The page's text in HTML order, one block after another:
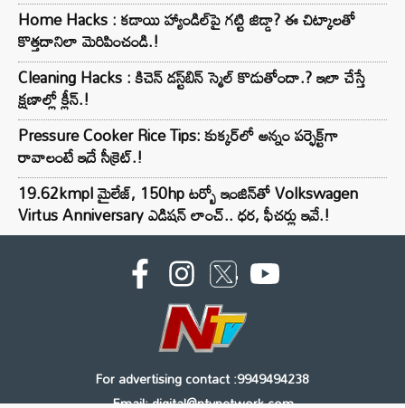
Home Hacks : కడాయి హ్యాండిల్‌పై గట్టి జిడ్డా? ఈ చిట్కాలతో
కొత్తదానిలా మెరిపించండి.!
Cleaning Hacks : కిచెన్ డస్ట్‌బిన్ స్మెల్ కొడుతోందా.? ఇలా చేస్తే
క్షణాల్లో క్లీన్.!
Pressure Cooker Rice Tips: కుక్కర్‌లో అన్నం పర్ఫెక్ట్‌గా
రావాలంటే ఇదే సీక్రెట్.!
19.62kmpl మైలేజ్, 150hp టర్బో ఇంజిన్‌తో Volkswagen
Virtus Anniversary ఎడిషన్ లాంచ్.. ధర, ఫీచర్లు ఇవే.!
For advertising contact :9949494238
Email: digital@ntvnetwork.com